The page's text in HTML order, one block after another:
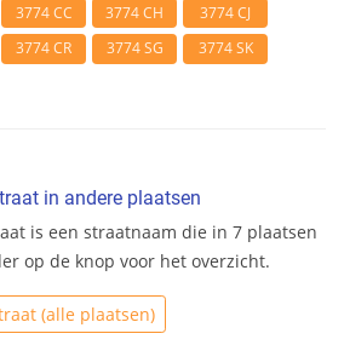
3774 CC 3774 CH
3774 CJ
3774 CR 3774 SG 3774 SK
in andere plaatsen
is een straatnaam die in 7 plaatsen
op de knop voor het overzicht.
(alle plaatsen)